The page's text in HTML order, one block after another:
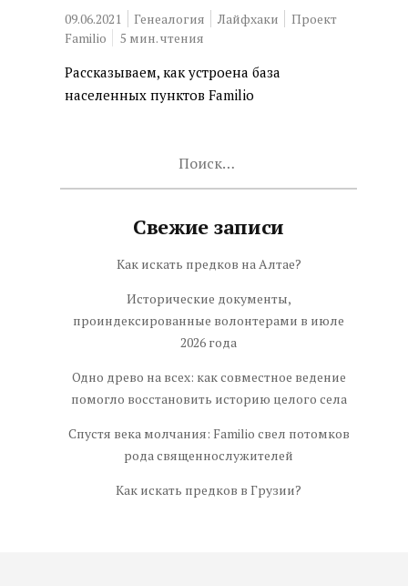
09.06.2021 Генеалогия Лайфхаки
Проект
Familio
5 мин. чтения
Рассказываем, как устроена база
населенных пунктов Familio
Свежие записи
Как искать предков на Алтае?
Исторические документы,
проиндексированные волонтерами в июле
2026 года
Одно древо на всех: как совместное ведение
помогло восстановить историю целого села
Спустя века молчания: Familio свел потомков
рода священнослужителей
Как искать предков в Грузии?